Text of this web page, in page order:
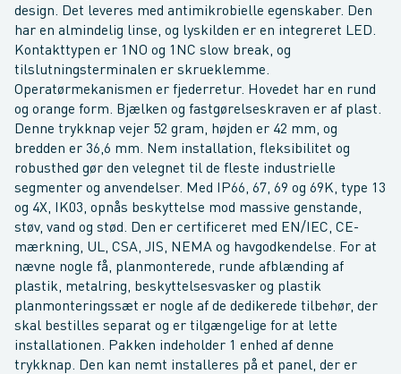
design. Det leveres med antimikrobielle egenskaber. Den
har en almindelig linse, og lyskilden er en integreret LED.
Kontakttypen er 1NO og 1NC slow break, og
tilslutningsterminalen er skrueklemme.
Operatørmekanismen er fjederretur. Hovedet har en rund
og orange form. Bjælken og fastgørelseskraven er af plast.
Denne trykknap vejer 52 gram, højden er 42 mm, og
bredden er 36,6 mm. Nem installation, fleksibilitet og
robusthed gør den velegnet til de fleste industrielle
segmenter og anvendelser. Med IP66, 67, 69 og 69K, type 13
og 4X, IK03, opnås beskyttelse mod massive genstande,
støv, vand og stød. Den er certificeret med EN/IEC, CE-
mærkning, UL, CSA, JIS, NEMA og havgodkendelse. For at
nævne nogle få, planmonterede, runde afblænding af
plastik, metalring, beskyttelsesvasker og plastik
planmonteringssæt er nogle af de dedikerede tilbehør, der
skal bestilles separat og er tilgængelige for at lette
installationen. Pakken indeholder 1 enhed af denne
trykknap. Den kan nemt installeres på et panel, der er